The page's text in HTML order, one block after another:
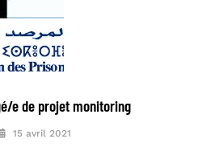
e de projet monitoring
15 avril 2021